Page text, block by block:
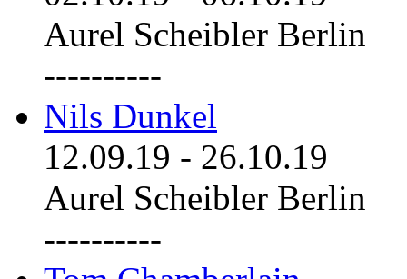
Aurel Scheibler Berlin
----------
Nils Dunkel
12.09.19 - 26.10.19
Aurel Scheibler Berlin
----------